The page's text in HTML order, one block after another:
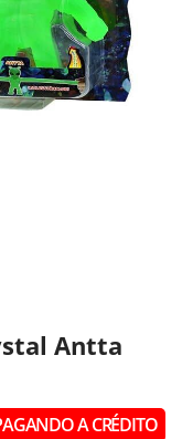
Antta
A CRÉDITO